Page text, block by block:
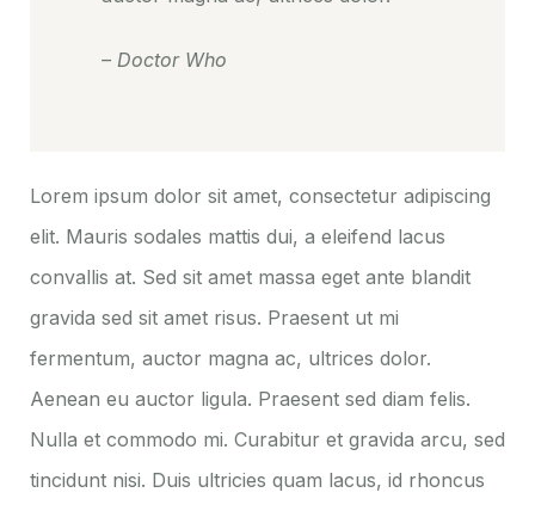
– Doctor Who
Lorem ipsum dolor sit amet, consectetur adipiscing
elit. Mauris sodales mattis dui, a eleifend lacus
convallis at. Sed sit amet massa eget ante blandit
gravida sed sit amet risus. Praesent ut mi
fermentum, auctor magna ac, ultrices dolor.
Aenean eu auctor ligula. Praesent sed diam felis.
Nulla et commodo mi. Curabitur et gravida arcu, sed
tincidunt nisi. Duis ultricies quam lacus, id rhoncus